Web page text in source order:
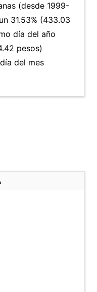
(desde 1999-
31.53% (433.03
día del año
pesos)
del mes